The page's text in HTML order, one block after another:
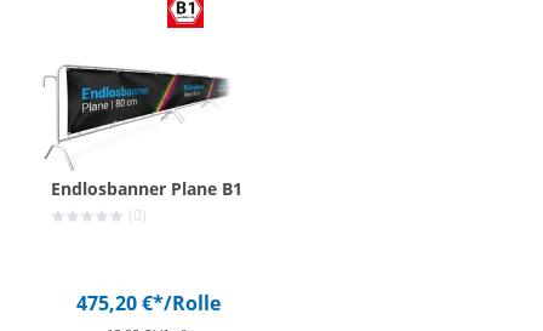
Endlosbanner Plane B1
(0)
475,20 €*/Rolle